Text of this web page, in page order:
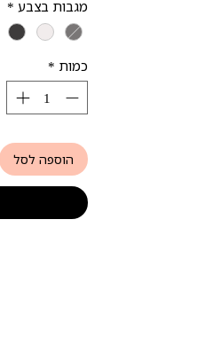
הגשה מבמבוק.
מגבות בצבע *
כמות *
הוספה לסל